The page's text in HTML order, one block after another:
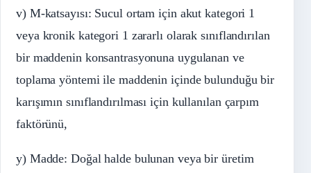
v) M-katsayısı: Sucul ortam için akut kategori 1
veya kronik kategori 1 zararlı olarak sınıflandırılan
bir maddenin konsantrasyonuna uygulanan ve
toplama yöntemi ile maddenin içinde bulunduğu bir
karışımın sınıflandırılması için kullanılan çarpım
faktörünü,
y) Madde: Doğal halde bulunan veya bir üretim